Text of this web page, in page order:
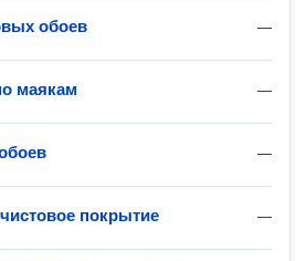
—
обоев
—
маякам
—
—
покрытие